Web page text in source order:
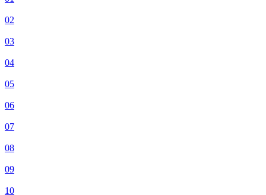
02
03
04
05
06
07
08
09
10